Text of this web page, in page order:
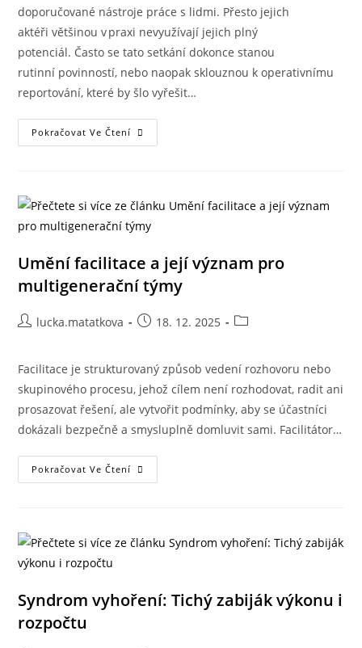
doporučované nástroje práce s lidmi. Přesto jejich
aktéři většinou v praxi nevyužívají jejich plný
potenciál. Často se tato setkání dokonce stanou
rutinní povinností, nebo naopak sklouznou k operativnímu
reportování, které by šlo vyřešit…
Pokračovat Ve Čtení
Umění facilitace a její význam pro
multigenerační týmy
lucka.matatkova 18. 12. 2025
Facilitace je strukturovaný způsob vedení rozhovoru nebo
skupinového procesu, jehož cílem není rozhodovat, radit ani
prosazovat řešení, ale vytvořit podmínky, aby se účastníci
dokázali bezpečně a smysluplně domluvit sami. Facilitátor…
Pokračovat Ve Čtení
Syndrom vyhoření: Tichý zabiják výkonu i
rozpočtu